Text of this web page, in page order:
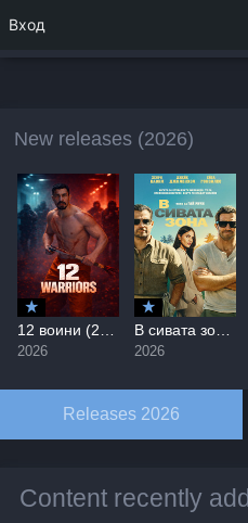
New releases (2026)
2026
В сивата зона / In the Grey (2026)
2026
Releases 2026
Content recently
Вход